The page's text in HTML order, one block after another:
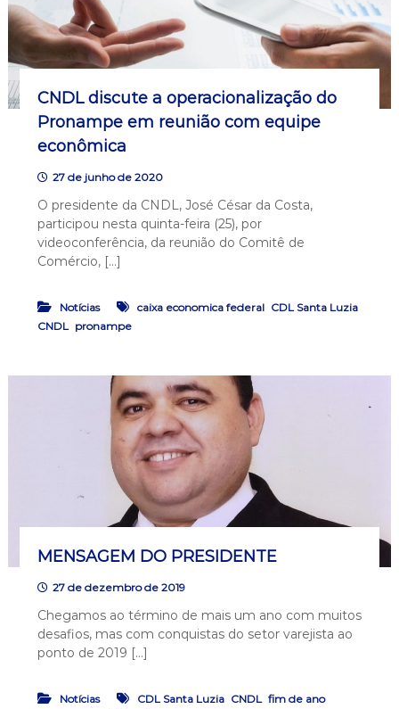
CNDL discute a operacionalização do
Pronampe em reunião com equipe
econômica
27 de junho de 2020
O presidente da CNDL, José César da Costa,
participou nesta quinta-feira (25), por
videoconferência, da reunião do Comitê de
Comércio, […]
Notícias caixa economica federal, CDL Santa Luzia,
CNDL, pronampe
MENSAGEM DO PRESIDENTE
27 de dezembro de 2019
Chegamos ao término de mais um ano com muitos
desafios, mas com conquistas do setor varejista ao
ponto de 2019 […]
Notícias CDL Santa Luzia, CNDL, fim de ano,